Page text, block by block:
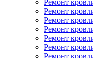
Ремонт
Ремонт
Ремонт
Ремонт
Ремонт
Ремонт
Ремонт